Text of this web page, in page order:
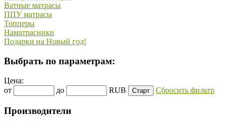
Ватные матрасы
ППУ матрасы
Топперы
Наматрасники
Подарки на Новый год!
Выбрать по параметрам:
Цена:
от
до RUB Сбросить фильтр
Производители